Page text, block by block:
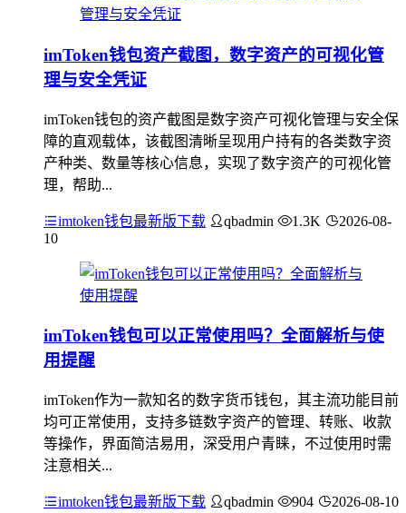
imToken钱包资产截图，数字资产的可视化管
理与安全凭证
imToken钱包的资产截图是数字资产可视化管理与安全保
障的直观载体，该截图清晰呈现用户持有的各类数字资
产种类、数量等核心信息，实现了数字资产的可视化管
理，帮助...
imtoken钱包最新版下载 qbadmin 1.3K
2026-08-
10
imToken钱包可以正常使用吗？全面解析与使
用提醒
imToken作为一款知名的数字货币钱包，其主流功能目前
均可正常使用，支持多链数字资产的管理、转账、收款
等操作，界面简洁易用，深受用户青睐，不过使用时需
注意相关...
imtoken钱包最新版下载 qbadmin 904 2026-08-10